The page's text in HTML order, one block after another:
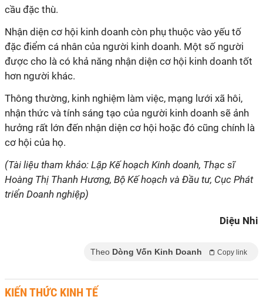
cầu đặc thù.
Nhận diện cơ hội kinh doanh còn phụ thuộc vào yếu tố
đặc điểm cá nhân của người kinh doanh. Một số người
được cho là có khả năng nhận diện cơ hội kinh doanh tốt
hơn người khác.
Thông thường, kinh nghiệm làm việc, mạng l ưới xã hôi,
nhận thức và tính sáng tạo của người kinh doanh sẽ ảnh
hưởng rất lớn đến nhận diện cơ hội hoặc đó cũng chính là
cơ hội của họ.
(Tài liệu tham khảo: Lập Kế hoạch Kinh doanh, Thạc sĩ
Hoàng Thị Thanh Hương, Bộ Kế hoạch và Đầu tư, Cục Phát
triển Doanh nghiệp)
Diệu Nhi
Theo Dòng Vốn Kinh Doanh Copy link
KIẾN THỨC KINH TẾ